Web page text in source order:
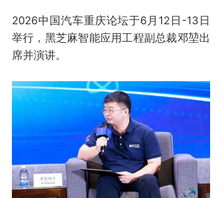
2026中国汽车重庆论坛于6月12日-13日
举行，黑芝麻智能应用工程副总裁邓堃出
席并演讲。